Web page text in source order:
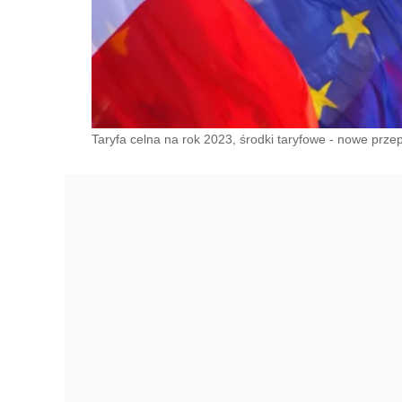
Taryfa celna na rok 2023, środki taryfowe - nowe